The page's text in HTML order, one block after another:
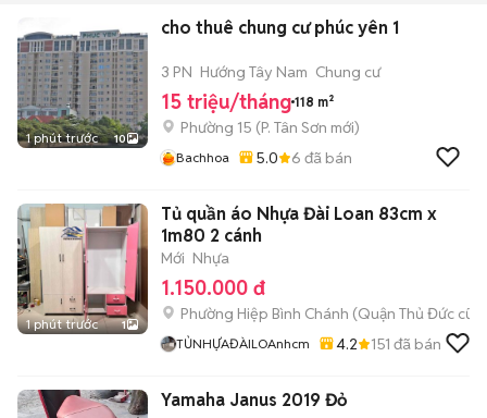
1 phút trước 10
cho thuê chung cư phúc yên 1
3 PN Hướng Tây Nam Chung cư
15 triệu/tháng 118 m²
Phường 15 (P. Tân Sơn mới)
Bachhoa 5.0 6 đã bán
1 phút trước 1
Tủ quần áo Nhựa Đài Loan 83cm x
1m80 2 cánh
Mới Nhựa
1.150.000 đ
Phường Hiệp Bình Chánh (Quận Thủ Đức cũ)
TỦNHỰAĐÀILOAnhcm 4.2 151 đã bán
Yamaha Janus 2019 Đỏ